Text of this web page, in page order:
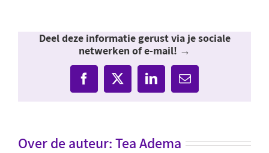
Deel deze informatie gerust via je sociale
netwerken of e-mail! →
Facebook
X LinkedIn
E-
mail
Over de auteur:Tea Adema